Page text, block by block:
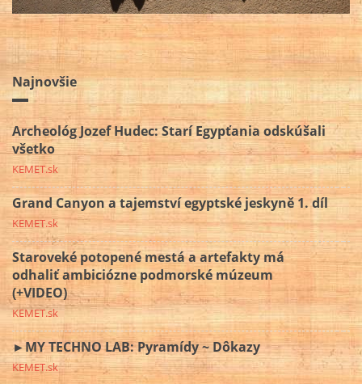
Najnovšie
Archeológ Jozef Hudec: Starí Egypťania odskúšali
všetko
KEMET.sk
Grand Canyon a tajemství egyptské jeskyně 1. díl
KEMET.sk
Staroveké potopené mestá a artefakty má
odhaliť ambiciózne podmorské múzeum
(+VIDEO)
KEMET.sk
►MY TECHNO LAB: Pyramídy ~ Dôkazy
KEMET.sk